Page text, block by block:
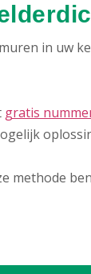
in uw
gratis
methode